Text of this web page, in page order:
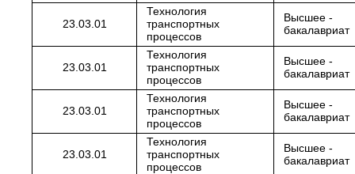
23.03.01
Технология
транспортных
процессов
Высшее -
бакалавриат
23.03.01
Технология
транспортных
процессов
Высшее -
бакалавриат
23.03.01
Технология
транспортных
процессов
Высшее -
бакалавриат
23.03.01
Технология
транспортных
процессов
Высшее -
бакалавриат